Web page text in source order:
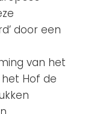
door een
van het
Hof de